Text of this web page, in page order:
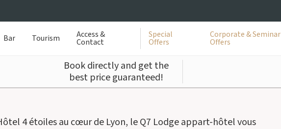
Bar Tourism Access &
Contact
Special
Offers
Corporate & Seminar
Offers
Book directly and get the
best price guaranteed!
4 étoiles au cœur de Lyon, le Q7 Lodge appart-hôtel vous